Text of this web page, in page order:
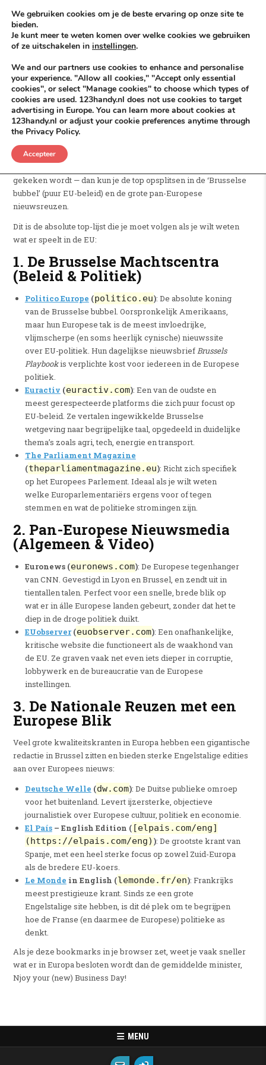
KEEP ICT CLEAN
VÓÓR MÉÉR IN EIGEN ZZPBELANG ®
NieuwsEU
gebied van Europees nieuws — dus de sites die bepalen wat er
gekeken wordt — dan kun je de top opsplitsen in de ‘Brusselse
bubbel’ (puur EU-beleid) en de grote pan-Europese
nieuwsreuzen.
Dit is de absolute top-lijst die je moet volgen als je wilt weten
wat er speelt in de EU:
1. De Brusselse Machtscentra
(Beleid & Politiek)
Politico Europe (politico.eu): De absolute koning
van de Brusselse bubbel. Oorspronkelijk Amerikaans,
maar hun Europese tak is de meest invloedrijke,
vlijmscherpe (en soms heerlijk cynische) nieuwssite
over EU-politiek. Hun dagelijkse nieuwsbriefBrussels
Playbookis verplichte kost voor iedereen in de Europese
politiek.
Euractiv (euractiv.com): Een van de oudste en
meest gerespecteerde platforms die zich puur focust op
EU-beleid. Ze vertalen ingewikkelde Brusselse
wetgeving naar begrijpelijke taal, opgedeeld in duidelijke
thema’s zoals agri, tech, energie en transport.
The Parliament Magazine
(theparliamentmagazine.eu): Richt zich specifiek
op het Europees Parlement. Ideaal als je wilt weten
welke Europarlementariërs ergens voor of tegen
stemmen en wat de politieke stromingen zijn.
2. Pan-Europese Nieuwsmedia
(Algemeen & Video)
Euronews (euronews.com): De Europese tegenhanger
van CNN. Gevestigd in Lyon en Brussel, en zendt uit in
tientallen talen. Perfect voor een snelle, brede blik op
wat er in álle Europese landen gebeurt, zonder dat het te
diep in de droge politiek duikt.
EUobserver(euobserver.com): Een onafhankelijke,
kritische website die functioneert als de waakhond van
de EU. Ze graven vaak net even iets dieper in corruptie,
lobbywerk en de bureaucratie van de Europese
instellingen.
3. De Nationale Reuzen met een
Europese Blik
Veel grote kwaliteitskranten in Europa hebben een gigantische
redactie in Brussel zitten en bieden sterke Engelstalige edities
aan over Europees nieuws:
Deutsche Welle (dw.com): De Duitse publieke omroep
voor het buitenland. Levert ijzersterke, objectieve
journalistiek over Europese cultuur, politiek en economie.
El País– English Edition ( [elpais.com/eng]
(https://elpais.com/eng) ): De grootste krant van
Spanje, met een heel sterke focus op zowel Zuid-Europa
als de bredere EU-koers.
Le Monde in English (lemonde.fr/en): Frankrijks
meest prestigieuze krant. Sinds ze een grote
Engelstalige site hebben, is dit dé plek om te begrijpen
hoe de Franse (en daarmee de Europese) politieke as
denkt.
Als je deze bookmarks in je browser zet, weet je vaak sneller
wat er in Europa besloten wordt dan de gemiddelde minister,
Njoy your (new) Business Day!
MENU
We gebruiken cookies om je de beste ervaring op onze site te
bieden.
Je kunt meer te weten komen over welke cookies we gebruiken
of ze uitschakelen in instellingen.
We and our partners use cookies to enhance and personalise
your experience. "Allow all cookies," "Accept only essential
cookies", or select "Manage cookies" to choose which types of
cookies are used. 123handy.nl does not use cookies to target
advertising in Europe. You can learn more about cookies at
123handy.nl or adjust your cookie preferences anytime through
the Privacy Policy.
Accepteer